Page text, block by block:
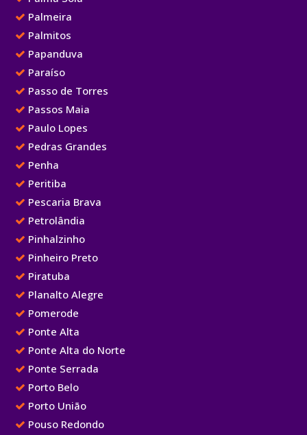
Palmeira
Palmitos
Papanduva
Paraíso
Passo de Torres
Passos Maia
Paulo Lopes
Pedras Grandes
Penha
Peritiba
Pescaria Brava
Petrolândia
Pinhalzinho
Pinheiro Preto
Piratuba
Planalto Alegre
Pomerode
Ponte Alta
Ponte Alta do Norte
Ponte Serrada
Porto Belo
Porto União
Pouso Redondo